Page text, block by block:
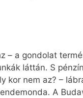
– a gondolat
láttán. S
kor nem az? –
A